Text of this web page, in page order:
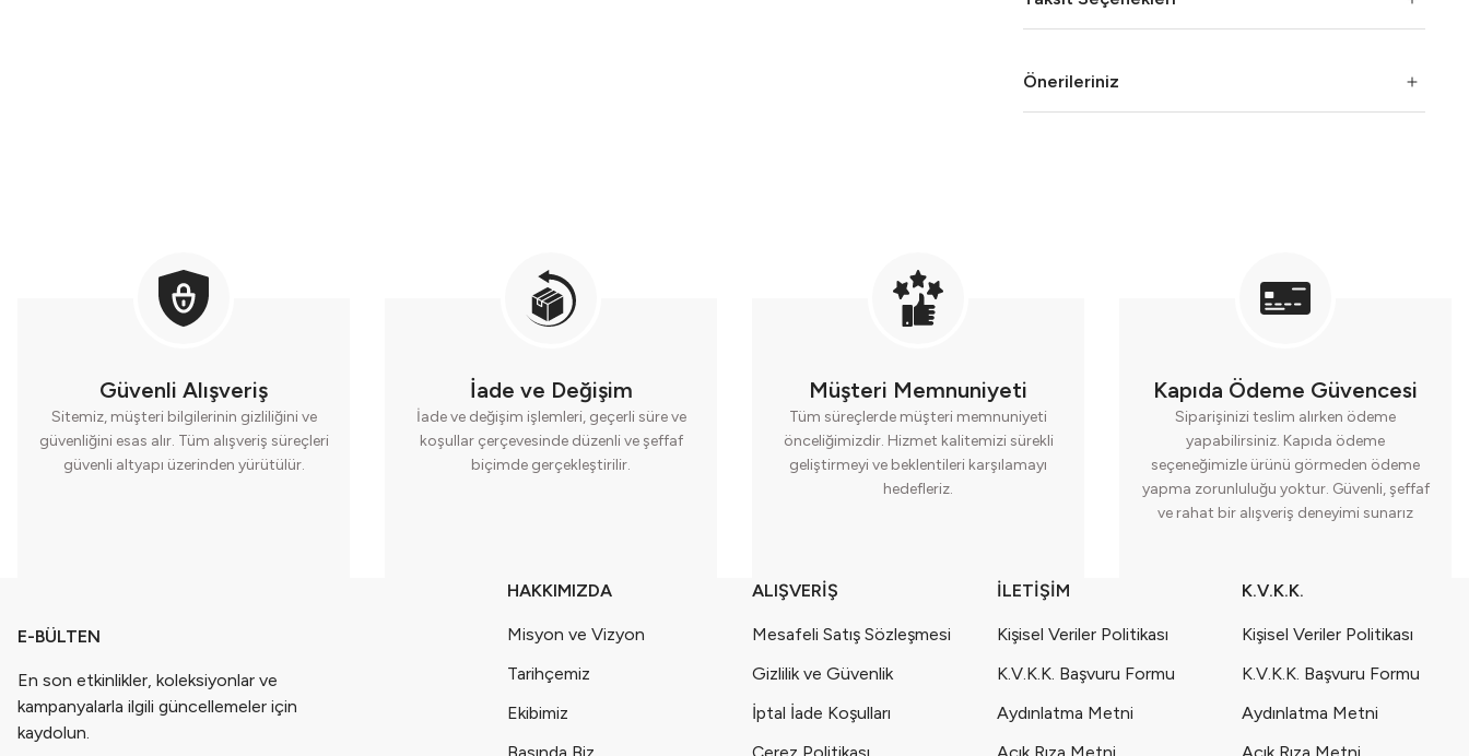
Önerileriniz
Güvenli Alışveriş
Sitemiz, müşteri bilgilerinin gizliliğini ve
güvenliğini esas alır. Tüm alışveriş süreçleri
güvenli altyapı üzerinden yürütülür.
İade ve Değişim
İade ve değişim işlemleri, geçerli süre ve
koşullar çerçevesinde düzenli ve şeffaf
biçimde gerçekleştirilir.
Müşteri Memnuniyeti
Tüm süreçlerde müşteri memnuniyeti
önceliğimizdir. Hizmet kalitemizi sürekli
geliştirmeyi ve beklentileri karşılamayı
hedefleriz.
Kapıda Ödeme Güvencesi
Siparişinizi teslim alırken ödeme
yapabilirsiniz. Kapıda ödeme
seçeneğimizle ürünü görmeden ödeme
yapma zorunluluğu yoktur. Güvenli, şeffaf
ve rahat bir alışveriş deneyimi sunarız
E-BÜLTEN
En son etkinlikler, koleksiyonlar ve
kampanyalarla ilgili güncellemeler için
kaydolun.
HAKKIMIZDA
Misyon ve Vizyon
Tarihçemiz
Ekibimiz
ALIŞVERİŞ
Mesafeli Satış Sözleşmesi
Gizlilik ve Güvenlik
İptal İade Koşulları
İLETİŞİM
Kişisel Veriler Politikası
K.V.K.K. Başvuru Formu
Aydınlatma Metni
K.V.K.K.
Kişisel Veriler Politikası
K.V.K.K. Başvuru Formu
Aydınlatma Metni